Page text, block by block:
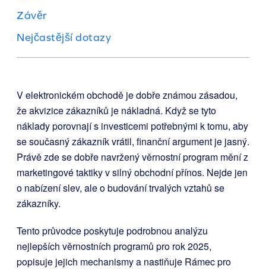
Závěr
Nejčastější dotazy
V elektronickém obchodě je dobře známou zásadou,
že akvizice zákazníků je nákladná. Když se tyto
náklady porovnají s investicemi potřebnými k tomu, aby
se současný zákazník vrátil, finanční argument je jasný.
Právě zde se dobře navržený věrnostní program mění z
marketingové taktiky v silný obchodní přínos. Nejde jen
o nabízení slev, ale o budování trvalých vztahů se
zákazníky.
Tento průvodce poskytuje podrobnou analýzu
nejlepších věrnostních programů pro rok 2025,
popisuje jejich mechanismy a nastiňuje Rámec pro